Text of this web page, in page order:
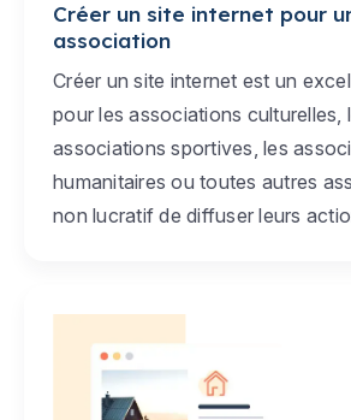
Créer un site internet pour
association
Créer un site internet est un
pour les associations culturelles,
associations sportives, les
humanitaires ou toutes autres
non lucratif de diffuser leurs